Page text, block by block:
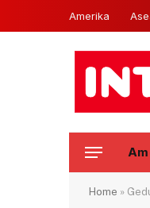
Amerika
Home »